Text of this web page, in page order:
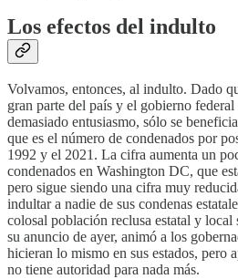
Los efectos del indulto
Volvamos, entonces, al indulto. Dado
gran parte del país y el gobierno
demasiado entusiasmo, sólo se
que es el número de condenados por
1992 y el 2021. La cifra aumenta un
condenados en Washington DC, que
pero sigue siendo una cifra muy
indultar a nadie de sus condenas
colosal población reclusa estatal y
su anuncio de ayer, animó a los
hicieran lo mismo en sus estados, pero
no tiene autoridad para nada más.